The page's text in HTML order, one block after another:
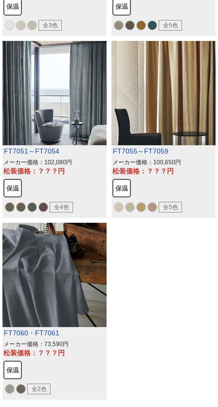
保温
全3色
保温
全5色
FT7051～FT7054
メーカー価格：102,080
松装価格：？？？
保温
全4色
FT7055～FT7059
メーカー価格：100,650
松装価格：？？？
保温
全5色
FT7060・FT7061
メーカー価格：73,590
松装価格：？？？
保温
全2色